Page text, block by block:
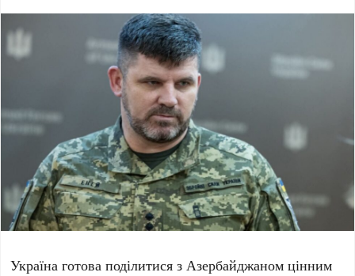
Україна готова поділитися зАзербайджаном цінним